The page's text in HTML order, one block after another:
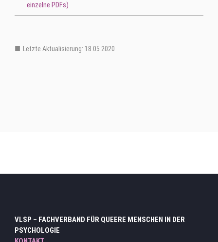
einzelne PDFs)
Letzte Aktualisierung: 18.05.2020
VLSP – FACHVERBAND FÜR QUEERE MENSCHEN IN DER
PSYCHOLOGIE